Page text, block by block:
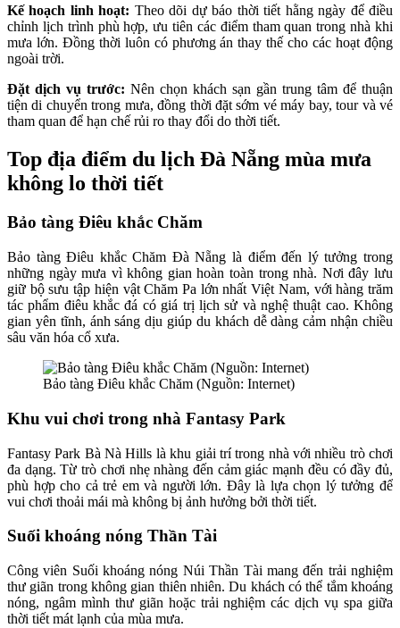
Kế hoạch linh hoạt: Theo dõi dự báo thời tiết hằng ngày để điều
chỉnh lịch trình phù hợp, ưu tiên các điểm tham quan trong nhà khi
mưa lớn. Đồng thời luôn có phương án thay thế cho các hoạt động
ngoài trời.
Đặt dịch vụ trước: Nên chọn khách sạn gần trung tâm để thuận
tiện di chuyển trong mưa, đồng thời đặt sớm vé máy bay, tour và vé
tham quan để hạn chế rủi ro thay đổi do thời tiết.
Top địa điểm du lịch Đà Nẵng mùa mưa
không lo thời tiết
Bảo tàng Điêu khắc Chăm
Bảo tàng Điêu khắc Chăm Đà Nẵng là điểm đến lý tưởng trong
những ngày mưa vì không gian hoàn toàn trong nhà. Nơi đây lưu
giữ bộ sưu tập hiện vật Chăm Pa lớn nhất Việt Nam, với hàng trăm
tác phẩm điêu khắc đá có giá trị lịch sử và nghệ thuật cao. Không
gian yên tĩnh, ánh sáng dịu giúp du khách dễ dàng cảm nhận chiều
sâu văn hóa cổ xưa.
Bảo tàng Điêu khắc Chăm (Nguồn: Internet)
Khu vui chơi trong nhà Fantasy Park
Fantasy Park Bà Nà Hills là khu giải trí trong nhà với nhiều trò chơi
đa dạng. Từ trò chơi nhẹ nhàng đến cảm giác mạnh đều có đầy đủ,
phù hợp cho cả trẻ em và người lớn. Đây là lựa chọn lý tưởng để
vui chơi thoải mái mà không bị ảnh hưởng bởi thời tiết.
Suối khoáng nóng Thần Tài
Công viên Suối khoáng nóng Núi Thần Tài mang đến trải nghiệm
thư giãn trong không gian thiên nhiên. Du khách có thể tắm khoáng
nóng, ngâm mình thư giãn hoặc trải nghiệm các dịch vụ spa giữa
thời tiết mát lạnh của mùa mưa.